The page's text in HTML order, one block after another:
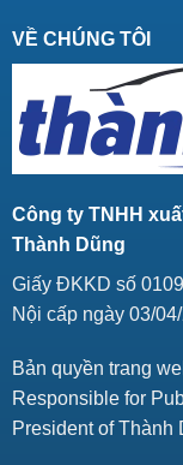
VỀ CHÚNG TÔI
Công ty TNHH
Thành Dũng
Giấy ĐKKD số
Nội cấp ngày 03/
Bản quyền trang
Responsible for
President of Thành